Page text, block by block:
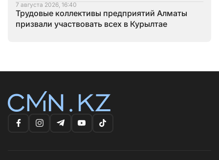
7 августа 2026, 16:40
Трудовые коллективы предприятий Алматы
призвали участвовать всех в Курылтае